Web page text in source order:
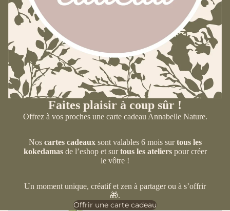
Faites plaisir à coup sûr !
Offrez à vos proches une carte cadeau Annabelle Nature.
Nos cartes cadeauxsont valables 6 mois surtous les
kokedamasde l’eshop et surtous les atelierspour créer
le vôtre !
Un moment unique, créatif et zen à partager ou à s’offrir
🎁.
Offrir une carte cadeau